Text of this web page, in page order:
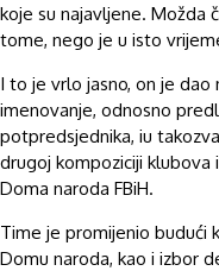
koje su najavljene. Možda
tome, nego je u isto
I to je vrlo jasno, on je dao
imenovanje, odnosno
potpredsjednika, iu
drugoj kompoziciji
Doma naroda FBiH.
Time je promijenio budući
Domu naroda, kao i izbor